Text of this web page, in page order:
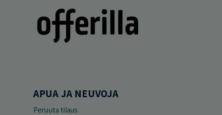
APUA JA NEUVOJA
Peruuta tilaus